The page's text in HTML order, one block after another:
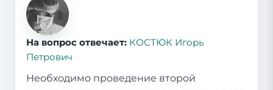
На вопрос отвечает: КОСТЮК Игорь
Петрович
Необходимо проведение второй